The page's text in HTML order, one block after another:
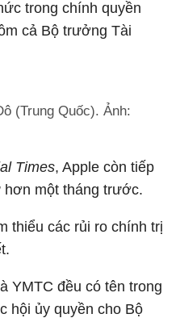
trong chính quyền
cả Bộ trưởng Tài
(Trung Quốc). Ảnh:
Times, Apple còn tiếp
một tháng trước.
thiểu các rủi ro chính trị
YMTC đều có tên trong
hội ủy quyền cho Bộ